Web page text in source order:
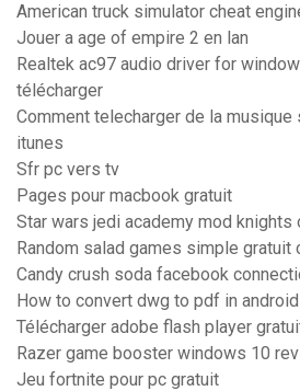
American truck simulator cheat
Jouer a age of empire 2 en lan
Realtek ac97 audio driver for
télécharger
Comment telecharger de la musique
itunes
Sfr pc vers tv
Pages pour macbook gratuit
Star wars jedi academy mod knights
Random salad games simple gratuit
Candy crush soda facebook
How to convert dwg to pdf in android
Télécharger adobe flash player
Razer game booster windows 10
Jeu fortnite pour pc gratuit